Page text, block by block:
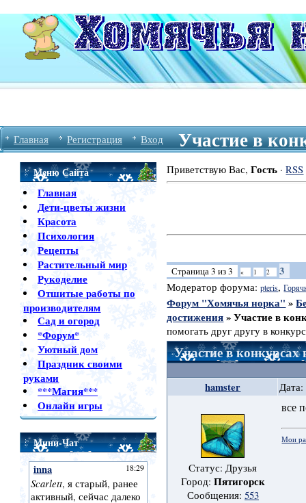
Главная Регистрация Вход Участие в
Меню Сайта
Главная
Дети-цветы жизни
Красота
Психология
Рецепты
Растительный мир
Рукоделие
Отшитые работы по
производителям
Сад и огород
*Форум*
Уютный дом
Праздник своими
руками
***Магия***
Онлайн игры
Мини-Чат
Приветствую Вас,Гость ·RSS
Страница3 из3 « 1 2 3
Модератор форума:pteris,
Форум "Хомячья норка" »
достижения » Участие в
помогать друг другу в
Участие в
hamster
Статус: Друзья
Город: Пятигорск
Сообщения: 553
все
Мои